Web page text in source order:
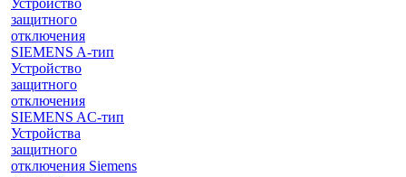
Устройство
защитного
отключения
SIEMENS A-тип
Устройство
защитного
отключения
SIEMENS AС-тип
Устройства
защитного
отключения Siemens